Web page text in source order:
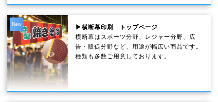
New
▶横断幕印刷 トップページ
横断幕はスポーツ分野、レジャー分野、広
告・販促分野など、用途が幅広い商品です。
種類も多数ご用意しております。